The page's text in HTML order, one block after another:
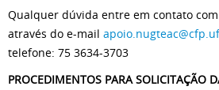
Qualquer dúvida entre em contato
através do e-mail
telefone: 75 3634-3703
PROCEDIMENTOS PARA SOLICITAÇÃO